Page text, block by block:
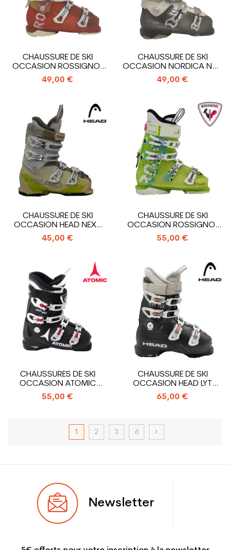
CHAUSSURE DE SKI
OCCASION ROSSIGNOL
ALLTRACK
49,00 €
CHAUSSURE DE SKI
OCCASION NORDICA NXT
N3R W
49,00 €
CHAUSSURE DE SKI
OCCASION HEAD NEXT
EDGE 75 W
45,00 €
CHAUSSURE DE SKI
OCCASION ROSSIGNOL
ALLTRACK
55,00 €
CHAUSSURES DE SKI
OCCASION ATOMIC
HAWX PLUS
55,00 €
CHAUSSURE DE SKI
OCCASION HEAD LYT
EDGE 75X
65,00 €
1 2 3 6
Newsletter